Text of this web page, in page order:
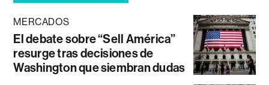
MERCADOS
El debate sobre “Sell América”
resurge tras decisiones de
Washington que siembran dudas